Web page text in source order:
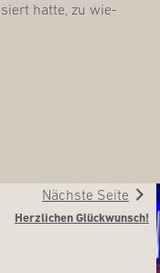
hat­te, zu wie­
Nächste Seite
Herz­li­chen Glückwunsch!